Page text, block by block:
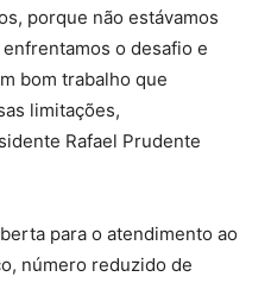
porque não estávamos
o desafio e
bom trabalho que
limitações,
Rafael Prudente
para o atendimento ao
número reduzido de